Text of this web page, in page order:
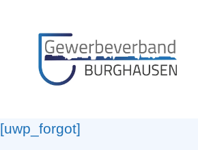
Burghausen
[uwp_forgot]